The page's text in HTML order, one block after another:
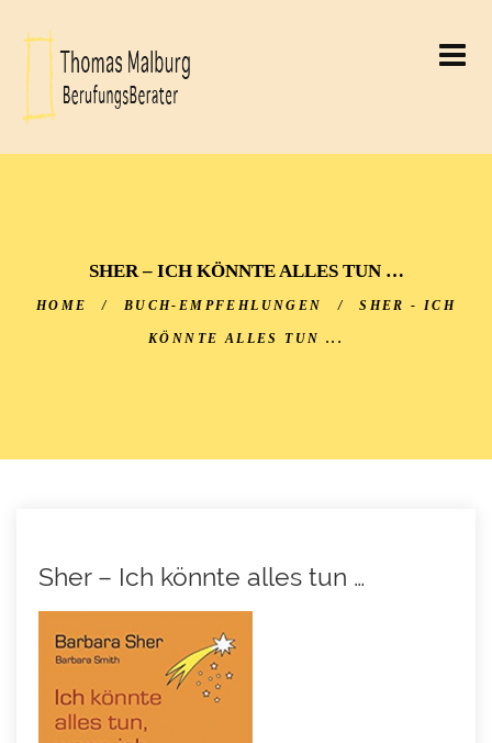
THOMAS MALBURG
SHER – ICH KÖNNTE ALLES TUN …
HOME / BUCH-EMPFEHLUNGEN / SHER - ICH
KÖNNTE ALLES TUN ...
Sher – Ich könnte alles tun …